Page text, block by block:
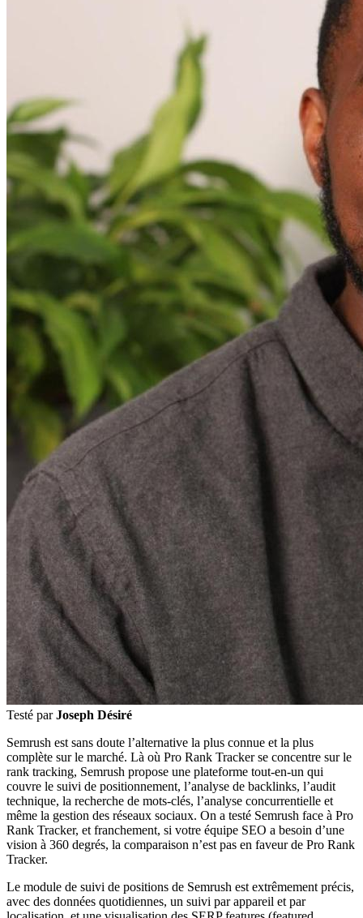
Testé parJoseph Désiré
Semrush est sans doute l’alternative la plus connue et la plus
complète sur le marché. Là où Pro Rank Tracker se concentre sur le
rank tracking, Semrush propose une plateforme tout-en-un qui
couvre le suivi de positionnement, l’analyse de backlinks, l’audit
technique, la recherche de mots-clés, l’analyse concurrentielle et
même la gestion des réseaux sociaux. On a testé Semrush face à Pro
Rank Tracker, et franchement, si votre équipe SEO a besoin d’une
vision à 360 degrés, la comparaison n’est pas en faveur de Pro Rank
Tracker.
Le module de suivi de positions de Semrush est extrêmement précis,
avec des données quotidiennes, un suivi par appareil et par